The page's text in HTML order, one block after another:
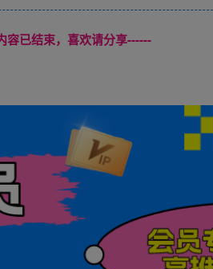
容已结束，喜欢请分享------